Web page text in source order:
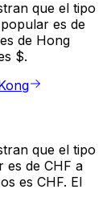
que el tipo
es de
de Hong
$.
que el tipo
es de CHF a
es CHF. El